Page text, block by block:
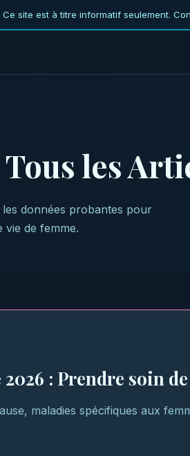
Ce site est à titre informatif seulement.
les
données probantes pour
de femme.
: Prendre soin
maladies spécifiques aux